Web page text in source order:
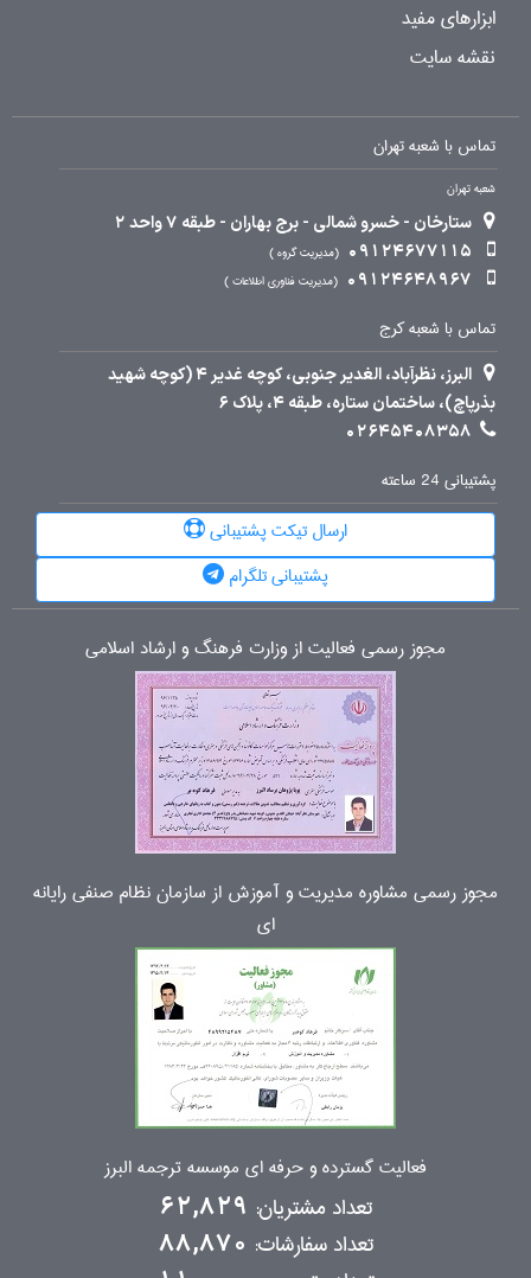
ابزارهای مفید
نقشه سایت
تماس با شعبه تهران
شعبه تهران
ستارخان - خسرو شمالی - برج بهاران - طبقه 7 واحد 2
09124677115
مدیریت گروه
09124648967 مدیریت فناوری اطلاعات
تماس با شعبه کرج
البرز، نظرآباد، الغدیر جنوبی، کوچه غدیر 4 (کوچه شهید
بذرپاچ)، ساختمان ستاره، طبقه 4، پلاک 6
02645408358
پشتیبانی 24 ساعته
ارسال تیکت پشتیبانی
پشتیبانی تلگرام
مجوز رسمی فعالیت از وزارت فرهنگ و ارشاد اسلامی
مجوز رسمی مشاوره مدیریت و آموزش از سازمان نظام صنفی رایانه
ای
فعالیت گسترده و حرفه ای موسسه ترجمه البرز
تعداد مشتریان: 62,829
تعداد سفارشات: 88,870